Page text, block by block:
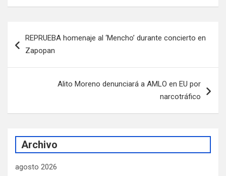
de
REPRUEBA homenaje al ‘Mencho’ durante concierto en
Zapopan
Alito Moreno denunciará a AMLO en EU por
narcotráfico
Archivo
agosto 2026